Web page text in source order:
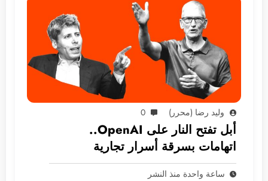
وليد رضا (محرر) 0
أبل تفتح النار على OpenAI..
اتهامات بسرقة أسرار تجارية
ساعة واحدة منذ النشر